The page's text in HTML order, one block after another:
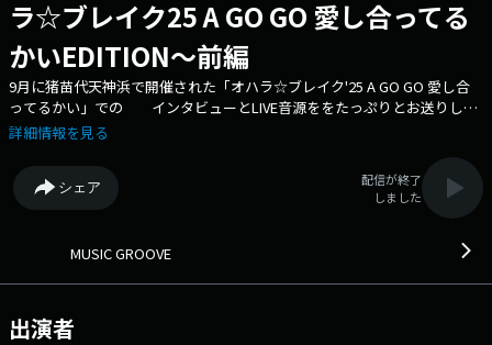
ラ☆ブレイク25 A GO GO 愛し合ってる
かいEDITION～前編
9月に猪苗代天神浜で開催された「オハラ☆ブレイク'25 A GO GO 愛し合
ってるかい」での インタビューとLIVE音源ををたっぷりとお送りしま
す。1週目はGLIM SPANKY、T字路s、 オハラブレイク実行委員長菅
になったら」/GLIM SPANKY＆TOSHI-LOW 「スローバラード」/ T字
路s 「きもちＥ」/甲本ヒロト 本日のゲスト： GLIM SPANKY 、 T字
路s 、 菅真良（GIP/オハラ☆ブレイク実行委員長）
詳細情報を見る
シェア
配信が終了
しました
MUSIC GROOVE
出演者